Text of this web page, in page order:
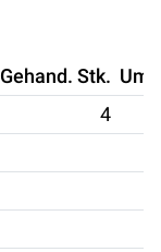
Gehand. Stk.
4